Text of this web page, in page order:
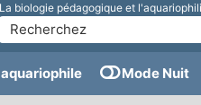
La biologie pédagogique et
Mode Nuit